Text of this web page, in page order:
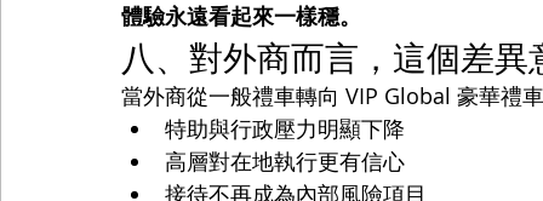
體驗永遠看起來一樣穩。
八、對外商而言，這個差
當外商從一般禮車轉向 VIP Global 豪華禮
特助與行政壓力明顯下降
高層對在地執行更有信心
接待不再成為內部風險項目